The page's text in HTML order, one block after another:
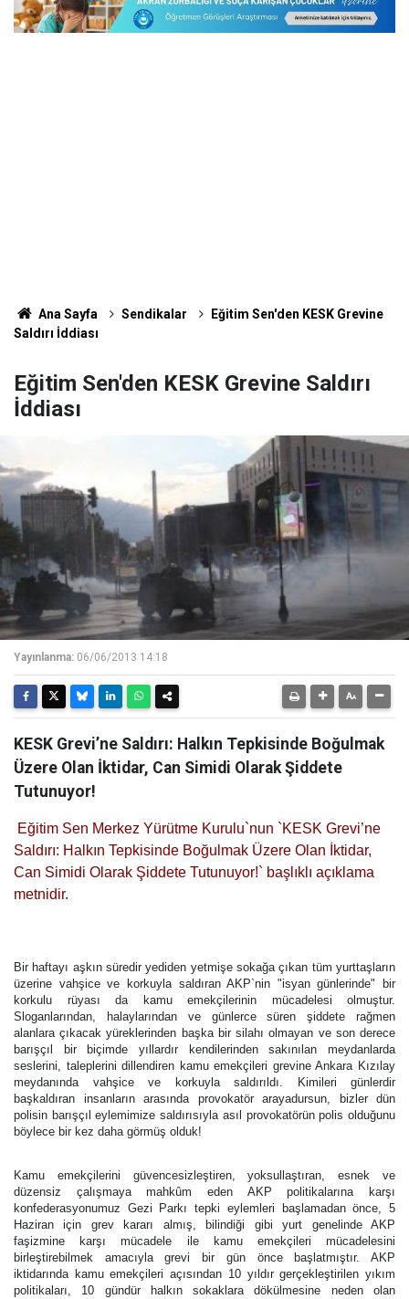
Ana Sayfa Sendikalar
Eğitim Sen'den KESK Grevine
Saldırı İddiası
Eğitim Sen'den KESK Grevine Saldırı
İddiası
Yayınlanma: 06/06/2013 14:18
KESK Grevi’ne Saldırı: Halkın Tepkisinde Boğulmak
Üzere Olan İktidar, Can Simidi Olarak Şiddete
Tutunuyor!
Eğitim Sen Merkez Yürütme Kurulu`nun `KESK Grevi’ne
Saldırı: Halkın Tepkisinde Boğulmak Üzere Olan İktidar,
Can Simidi Olarak Şiddete Tutunuyor!` başlıklı açıklama
metnidir.
Bir haftayı aşkın süredir yediden yetmişe sokağa çıkan tüm yurttaşların
üzerine vahşice ve korkuyla saldıran AKP`nin "isyan günlerinde" bir
korkulu rüyası da kamu emekçilerinin mücadelesi olmuştur.
Sloganlarından, halaylarından ve günlerce süren şiddete rağmen
alanlara çıkacak yüreklerinden başka bir silahı olmayan ve son derece
barışçıl bir biçimde yıllardır kendilerinden sakınılan meydanlarda
seslerini, taleplerini dillendiren kamu emekçileri grevine Ankara Kızılay
meydanında vahşice ve korkuyla saldırıldı. Kimileri günlerdir
başkaldıran insanların arasında provokatör arayadursun, bizler dün
polisin barışçıl eylemimize saldırısıyla asıl provokatörün polis olduğunu
böylece bir kez daha görmüş olduk!
Kamu emekçilerini güvencesizleştiren, yoksullaştıran, esnek ve
düzensiz çalışmaya mahkûm eden AKP politikalarına karşı
konfederasyonumuz Gezi Parkı tepki eylemleri başlamadan önce, 5
Haziran için grev kararı almış, bilindiği gibi yurt genelinde AKP
faşizmine karşı mücadele ile kamu emekçileri mücadelesini
birleştirebilmek amacıyla grevi bir gün önce başlatmıştır. AKP
iktidarında kamu emekçileri açısından 10 yıldır gerçekleştirilen yıkım
politikaları, 10 gündür halkın sokaklara dökülmesine neden olan